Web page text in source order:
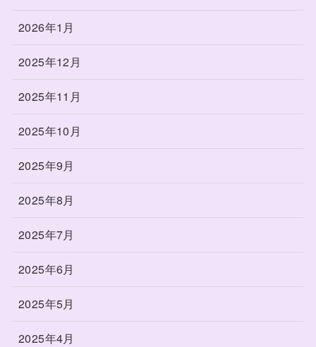
2026年1月
2025年12月
2025年11月
2025年10月
2025年9月
2025年8月
2025年7月
2025年6月
2025年5月
2025年4月